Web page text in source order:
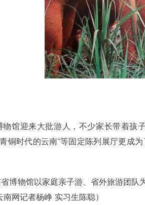
物馆迎来大批游人，不少家长带着
铜时代的云南”等固定陈列展厅更成
博物馆以家庭亲子游、省外旅游团
网记者杨峥 实习生陈聪）